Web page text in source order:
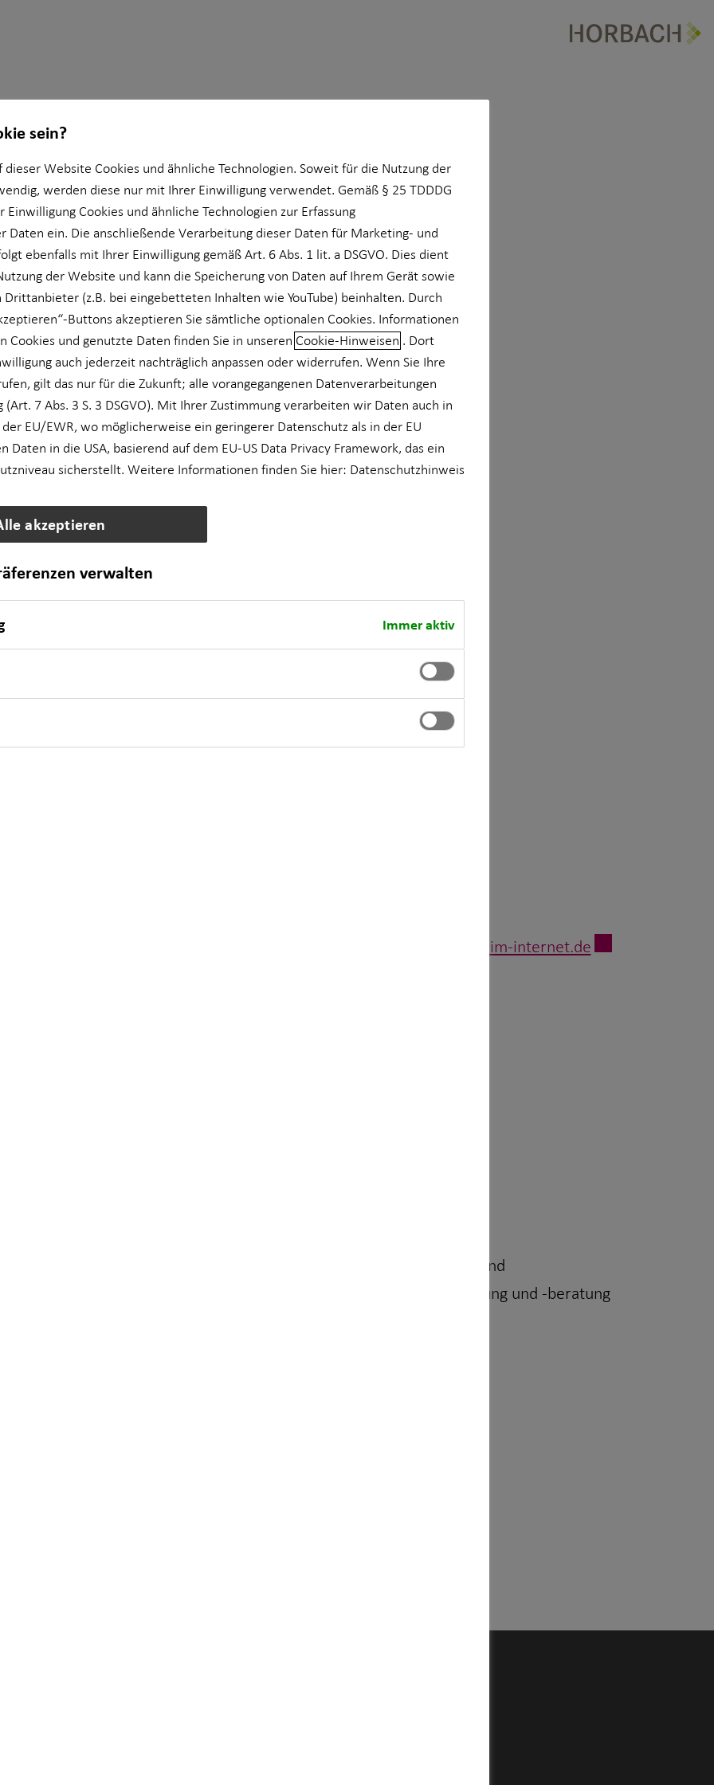
Horbach Wirtschaftsberatung GmbH
§ 18 Abs. 2 MstV
am Main
61
mit Erlaubnis nach § 34 d Abs. 1 GewO
hat: Bundesrepublik Deutschland
§§ 59 – 68 VVG sowie VersVermV, abrufbar unter
www.gesetze-im-internet.de
am Main
nach § 34f Abs. 1 Satz 1 Nr. 1 GewO Bundesrepublik Deutschland
(GewO), Verordnung über die Versicherungsvermittlung und -beratung
folgende Social Media Profile
sein?
Website Cookies und ähnliche Technologien. Soweit für die Nutzung der
werden diese nur mit Ihrer Einwilligung verwendet. Gemäß § 25 TDDDG
Cookies und ähnliche Technologien zur Erfassung
Daten ein. Die anschließende Verarbeitung dieser Daten für Marketing- und
ebenfalls mit Ihrer Einwilligung gemäß Art. 6 Abs. 1 lit. a DSGVO. Dies dient
der Website und kann die Speicherung von Daten auf Ihrem Gerät sowie
Drittanbieter (z.B. bei eingebetteten Inhalten wie YouTube) beinhalten. Durch
Buttons akzeptieren Sie sämtliche optionalen Cookies. Informationen
Cookies und genutzte Daten finden Sie in unseren Cookie-Hinweisen . Dort
auch jederzeit nachträglich anpassen oder widerrufen. Wenn Sie Ihre
gilt das nur für die Zukunft; alle vorangegangenen Datenverarbeitungen
7 Abs. 3 S. 3 DSGVO). Mit Ihrer Zustimmung verarbeiten wir Daten auch in
EU/EWR, wo möglicherweise ein geringerer Datenschutz als in der EU
Daten in die USA, basierend auf dem EU-US Data Privacy Framework, das ein
sicherstellt. Weitere Informationen finden Sie hier: Datenschutzhinweis
akzeptieren
verwalten
Immer aktiv